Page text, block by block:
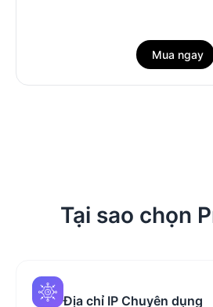
Mua ngay
Tại sao chọn
Địa chỉ IP Chuyên dụng